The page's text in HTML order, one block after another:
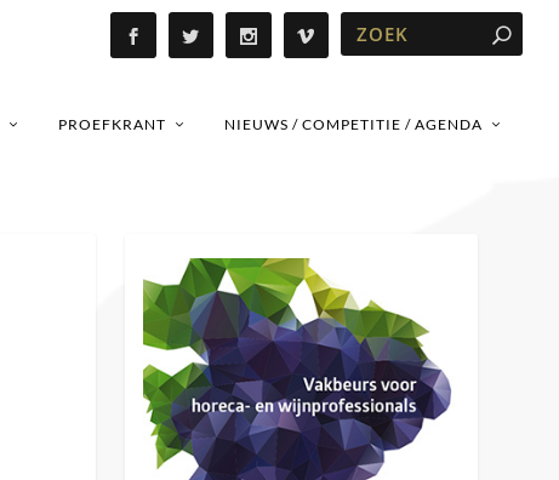
PROEFKRANT NIEUWS / COMPETITIE / AGENDA